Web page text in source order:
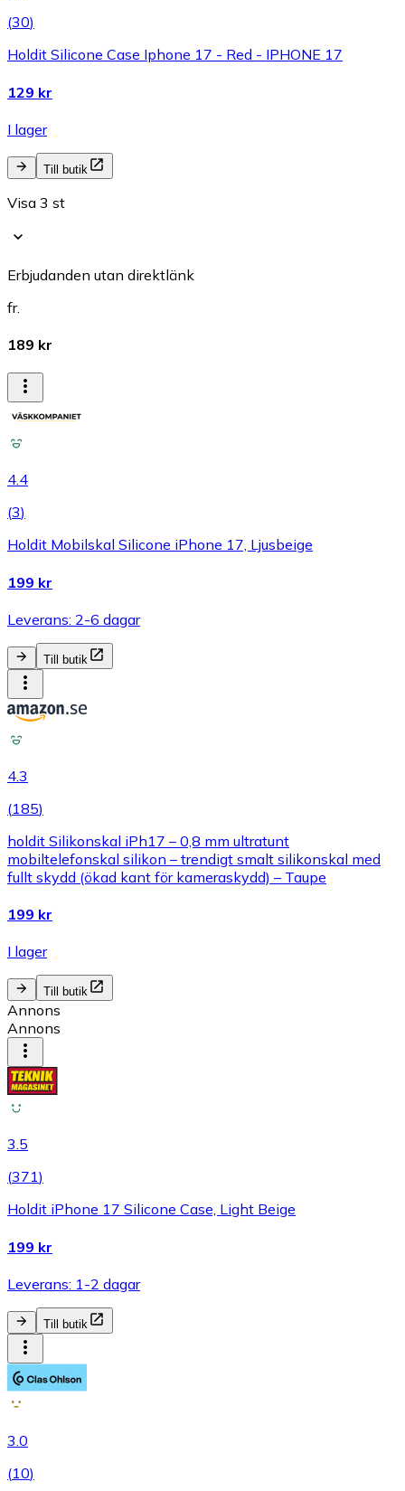
(30)
Holdit Silicone Case Iphone 17 - Red - IPHONE 17
129 kr
I lager
Till butik
Visa 3 st
Erbjudanden utan direktlänk
fr.
189 kr
4.4
(3)
Holdit Mobilskal Silicone iPhone 17, Ljusbeige
199 kr
Leverans: 2-6 dagar
Till butik
4.3
(185)
holdit Silikonskal iPh17 – 0,8 mm ultratunt
mobiltelefonskal silikon – trendigt smalt silikonskal med
fullt skydd (ökad kant för kameraskydd) – Taupe
199 kr
I lager
Till butik
Annons
Annons
3.5
(371)
Holdit iPhone 17 Silicone Case, Light Beige
199 kr
Leverans: 1-2 dagar
Till butik
3.0
(10)